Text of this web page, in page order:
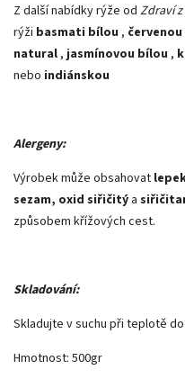
Z další nabídky rýže od Zdraví
rýži basmati bílou , červenou
natural , jasmínovou bílou ,
nebo indiánskou
Alergeny:
Výrobek může obsahovat
sezam, oxid siřičitý a
způsobem křížových cest.
Skladování:
Skladujte v suchu při teplotě do
Hmotnost: 500gr